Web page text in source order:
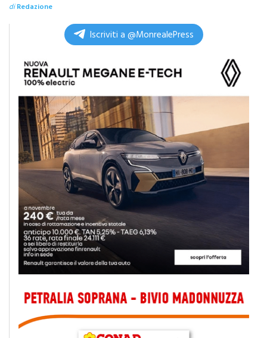
diRedazione
Iscriviti a @MonrealePress